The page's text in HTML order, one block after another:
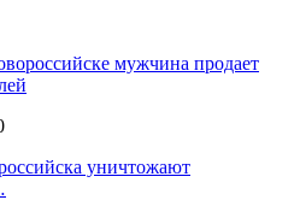
мужчина продает
уничтожают